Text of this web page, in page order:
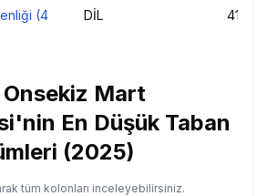
(4
DİL 417,18
Mart
'nin En Düşük Taban
(2025)
tüm kolonları inceleyebilirsiniz.